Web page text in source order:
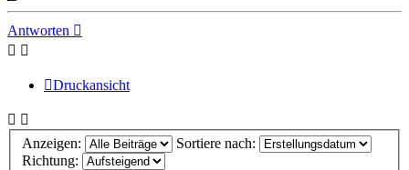
Antworten
Druckansicht
Anzeigen:
Sortiere nach:
Richtung: